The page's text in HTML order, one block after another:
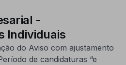
-
Individuais
do Aviso com ajustamento
de candidaturas “e